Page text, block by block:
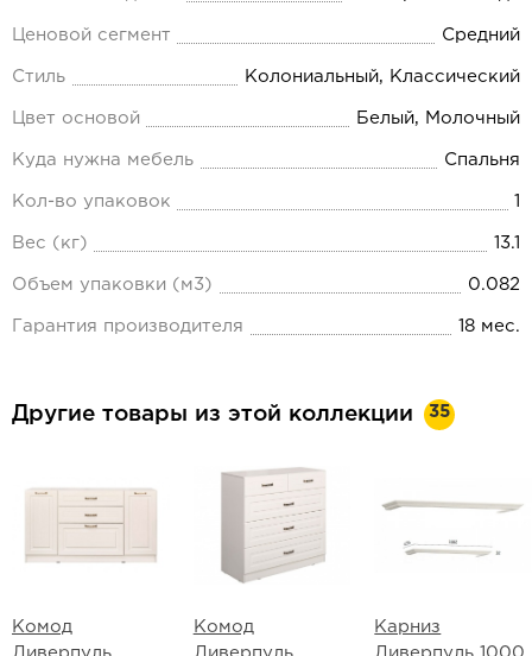
Ценовой сегмент Средний
Стиль Колониальный, Классический
Цвет основой Белый, Молочный
Куда нужна мебель Спальня
Кол-во упаковок
Вес (кг) 13.1
Объем упаковки (м3) 0.082
Гарантия производителя 18 мес.
Другие товары из этой коллекции 35
Комод
Комод
Карниз